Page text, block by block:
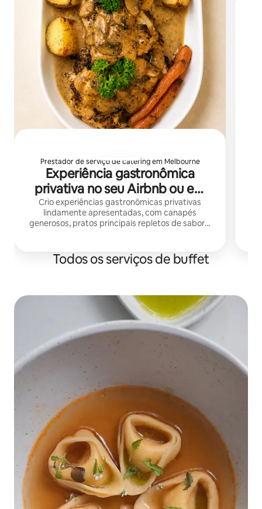
Prestador de serviço de catering em Melbourne
Experiência gastronômica
privativa no seu Airbnb ou em
casa
Crio experiências gastronômicas privativas
lindamente apresentadas, com canapés
generosos, pratos principais repletos de sabor e
CHEFAUSAUG2026.
Todos os serviços de buffet